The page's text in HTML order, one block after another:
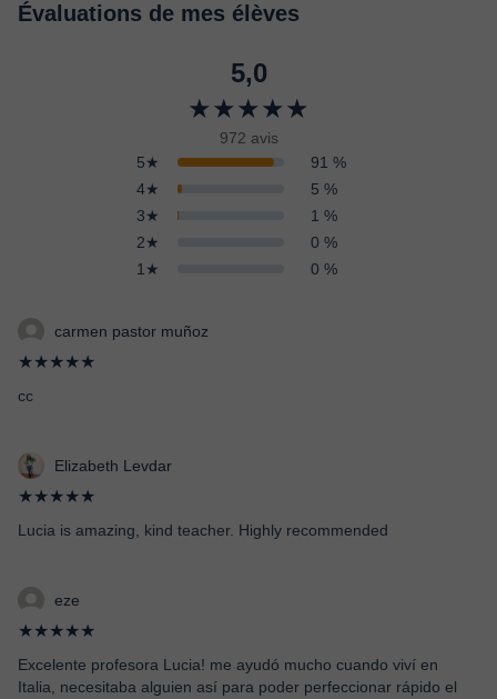
Évaluations de mes élèves
5,0
★★★★★
972 avis
5★
91 %
4★
5 %
3★
1 %
2★
0 %
1★
0 %
carmen pastor muñoz
★★★★★
cc
Elizabeth Levdar
★★★★★
Lucia is amazing, kind teacher. Highly recommended
eze
★★★★★
Excelente profesora Lucia! me ayudó mucho cuando viví en
Italia, necesitaba alguien así para poder perfeccionar rápido el